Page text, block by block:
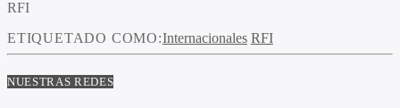
RFI
ETIQUETADO COMO:Internacionales RFI
NUESTRAS REDES